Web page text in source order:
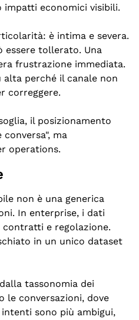
economici visibili.
è intima e severa.
essere tollerato. Una
frustrazione immediata.
perché il canale non
correggere.
il posizionamento
ma
operations.
non è una generica
In enterprise, i dati
contratti e regolazione.
in un unico dataset
tassonomia dei
le conversazioni, dove
sono più ambigui,